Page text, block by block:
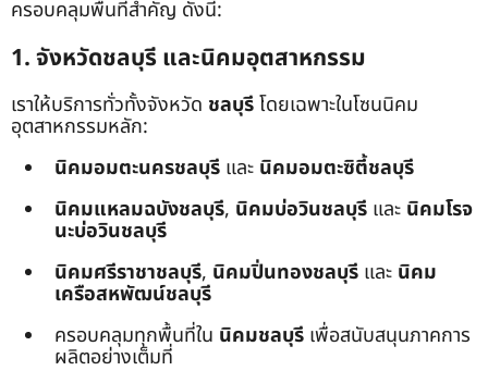
ครอบคลุมพื้นที่สำคัญ ดังนี้:
1. จังหวัดชลบุรี และนิคมอุตสาหกรรม
เราให้บริการทั่วทั้งจังหวัด ชลบุรีโดยเฉพาะในโซนนิคม
อุตสาหกรรมหลัก:
นิคมอมตะนครชลบุรี และ นิคมอมตะซิตี้ชลบุรี
นิคมแหลมฉบังชลบุรี, นิคมบ่อวินชลบุรี และ นิคมโรจ
นะบ่อวินชลบุรี
นิคมศรีราชาชลบุรี, นิคมปิ่นทองชลบุรี และ นิคม
เครือสหพัฒน์ชลบุรี
ครอบคลุมทุกพื้นที่ใน นิคมชลบุรี เพื่อสนับสนุนภาคการ
ผลิตอย่างเต็มที่